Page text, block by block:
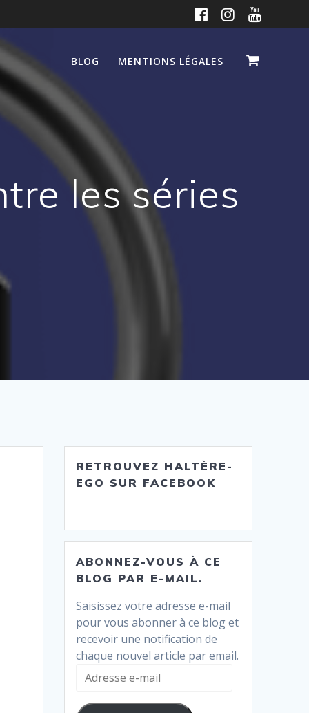
BLOG MENTIONS LÉGALES
les séries
RETROUVEZ HALTÈRE-
EGO SUR FACEBOOK
ABONNEZ-VOUS À CE
BLOG PAR E-MAIL.
Saisissez votre adresse e-mail
pour vous abonner à ce blog et
recevoir une notification de
chaque nouvel article par email.
Adresse
mail